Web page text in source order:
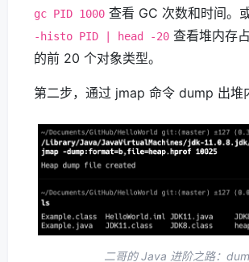
gc PID 1000 查看 GC 次数和时间。
-histo PID | head -20 查看堆内存
的前 20 个对象类型。
第二步，通过 jmap 命令 dump 出堆
二哥的 Java 进阶之路：